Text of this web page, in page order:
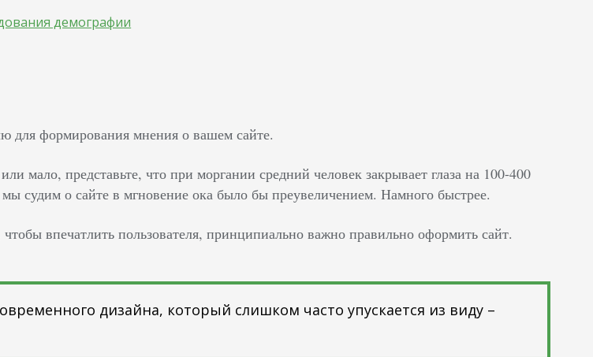
демографии
для формирования мнения о вашем сайте.
мало, представьте, что при моргании средний человек закрывает глаза на 100-400
судим о сайте в мгновение ока было бы преувеличением. Намного быстрее.
впечатлить пользователя, принципиально важно правильно оформить сайт.
дизайна, который слишком часто упускается из виду –